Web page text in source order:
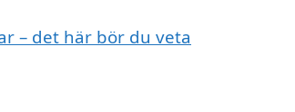
– det här bör du veta